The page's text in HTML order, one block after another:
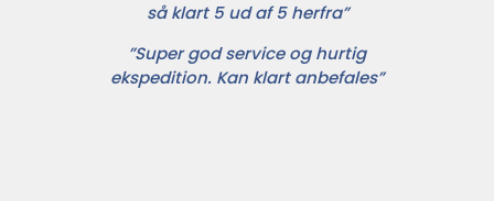
så klart 5 ud af 5 herfra”
”Super god service og hurtig
ekspedition. Kan klart anbefales”